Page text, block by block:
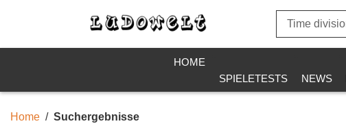
HOME
SPIELETESTS
NEWS
Home Suchergebnisse